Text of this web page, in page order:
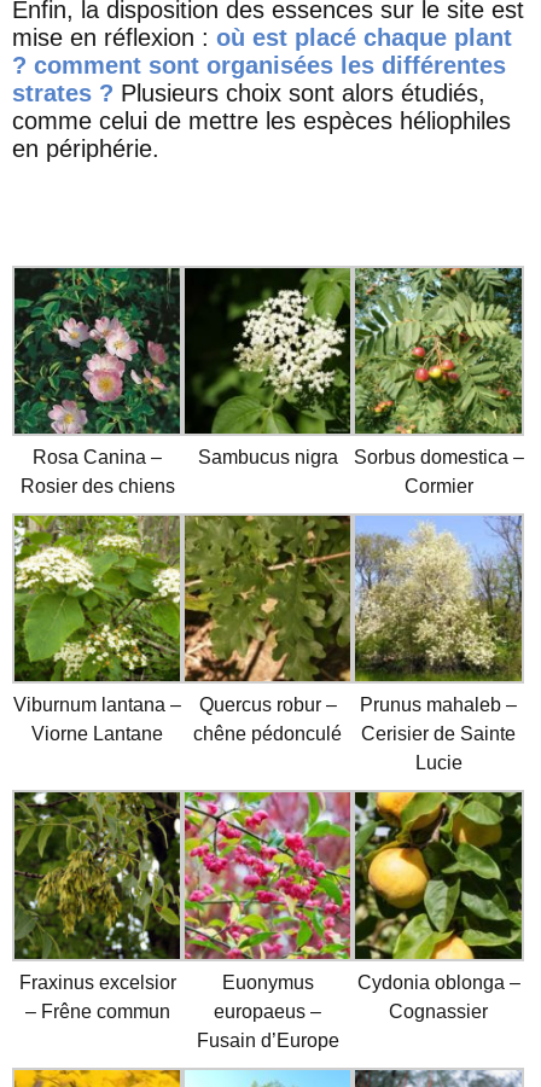
Enfin, la disposition des essences sur le site est
mise en réflexion : où est placé chaque plant
? comment sont organisées les différentes
strates ? Plusieurs choix sont alors étudiés,
comme celui de mettre les espèces héliophiles
en périphérie.
Rosa Canina –
Rosier des chiens
Sambucus nigra
Sorbus domestica –
Cormier
Viburnum lantana –
Viorne Lantane
Quercus robur –
chêne pédonculé
Prunus mahaleb –
Cerisier de Sainte
Lucie
Fraxinus excelsior
– Frêne commun
Euonymus
europaeus –
Fusain d’Europe
Cydonia oblonga –
Cognassier